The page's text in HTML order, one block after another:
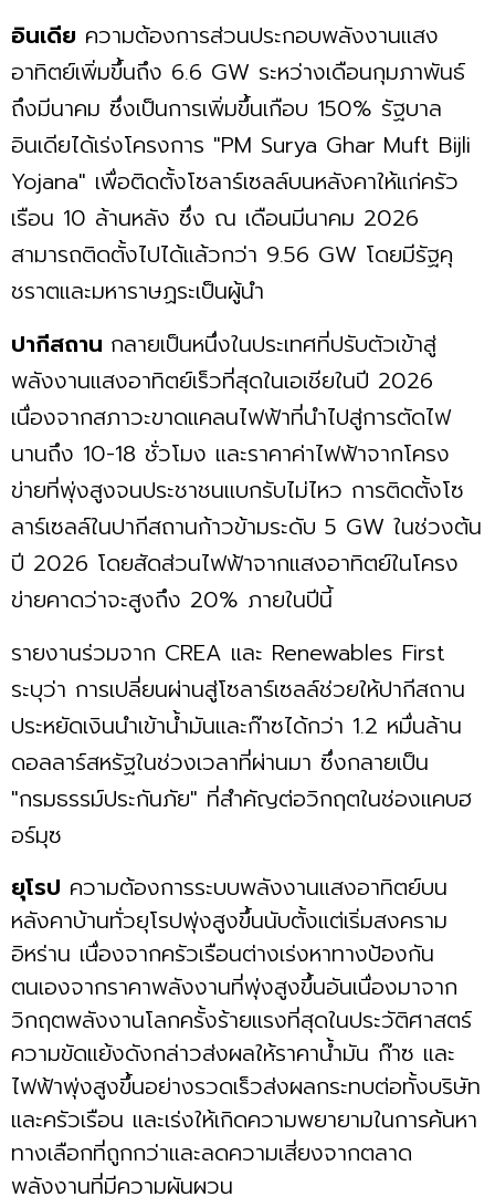
อินเดีย ความต้องการส่วนประกอบพลังงานแสง
อาทิตย์เพิ่มขึ้นถึง 6.6 GW ระหว่างเดือนกุมภาพันธ์
ถึงมีนาคม ซึ่งเป็นการเพิ่มขึ้นเกือบ 150% รัฐบาล
อินเดียได้เร่งโครงการ "PM Surya Ghar Muft Bijli
Yojana" เพื่อติดตั้งโซลาร์เซลล์บนหลังคาให้แก่ครัว
เรือน 10 ล้านหลัง ซึ่ง ณ เดือนมีนาคม 2026
สามารถติดตั้งไปได้แล้วกว่า 9.56 GW โดยมีรัฐคุ
ชราตและมหาราษฏระเป็นผู้นำ
ปากีสถาน กลายเป็นหนึ่งในประเทศที่ปรับตัวเข้าสู่
พลังงานแสงอาทิตย์เร็วที่สุดในเอเชียในปี 2026
เนื่องจากสภาวะขาดแคลนไฟฟ้าที่นำไปสู่การตัดไฟ
นานถึง 10-18 ชั่วโมง และราคาค่าไฟฟ้าจากโครง
ข่ายที่พุ่งสูงจนประชาชนแบกรับไม่ไหว การติดตั้งโซ
ลาร์เซลล์ในปากีสถานก้าวข้ามระดับ 5 GW ในช่วงต้น
ปี 2026 โดยสัดส่วนไฟฟ้าจากแสงอาทิตย์ในโครง
ข่ายคาดว่าจะสูงถึง 20% ภายในปีนี้
รายงานร่วมจาก CREA และ Renewables First
ระบุว่า การเปลี่ยนผ่านสู่โซลาร์เซลล์ช่วยให้ปากีสถาน
ประหยัดเงินนำเข้าน้ำมันและก๊าซได้กว่า 1.2 หมื่นล้าน
ดอลลาร์สหรัฐในช่วงเวลาที่ผ่านมา ซึ่งกลายเป็น
"กรมธรรม์ประกันภัย" ที่สำคัญต่อวิกฤตในช่องแคบฮ
อร์มุซ
ยุโรป ความต้องการระบบพลังงานแสงอาทิตย์บน
หลังคาบ้านทั่วยุโรปพุ่งสูงขึ้นนับตั้งแต่เริ่มสงคราม
อิหร่าน เนื่องจากครัวเรือนต่างเร่งหาทางป้องกัน
ตนเองจากราคาพลังงานที่พุ่งสูงขึ้นอันเนื่องมาจาก
วิกฤตพลังงานโลกครั้งร้ายแรงที่สุดในประวัติศาสตร์
ความขัดแย้งดังกล่าวส่งผลให้ราคาน้ำมัน ก๊าซ และ
ไฟฟ้าพุ่งสูงขึ้นอย่างรวดเร็วส่งผลกระทบต่อทั้งบริษัท
และครัวเรือน และเร่งให้เกิดความพยายามในการค้นหา
ทางเลือกที่ถูกกว่าและลดความเสี่ยงจากตลาด
พลังงานที่มีความผันผวน